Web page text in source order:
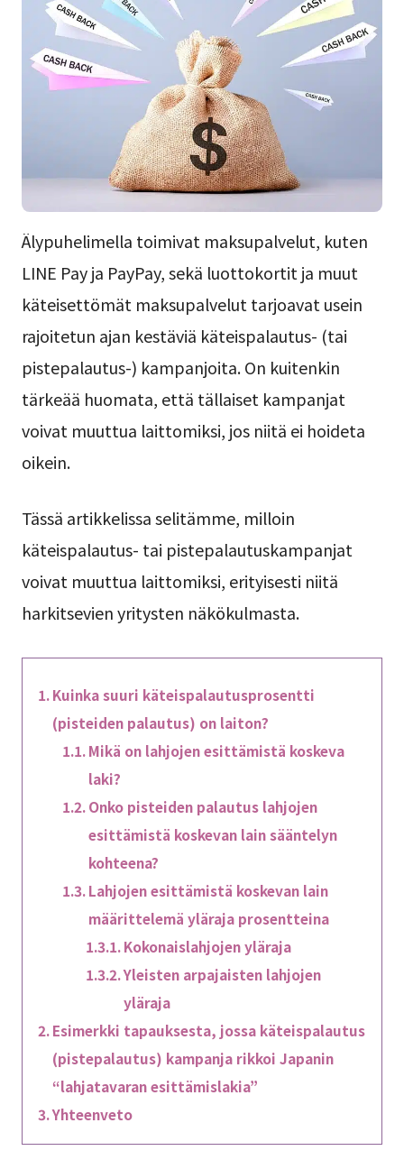
Älypuhelimella toimivat maksupalvelut, kuten
LINE Pay ja PayPay, sekä luottokortit ja muut
käteisettömät maksupalvelut tarjoavat usein
rajoitetun ajan kestäviä käteispalautus- (tai
pistepalautus-) kampanjoita. On kuitenkin
tärkeää huomata, että tällaiset kampanjat
voivat muuttua laittomiksi, jos niitä ei hoideta
oikein.
Tässä artikkelissa selitämme, milloin
käteispalautus- tai pistepalautuskampanjat
voivat muuttua laittomiksi, erityisesti niitä
harkitsevien yritysten näkökulmasta.
Kuinka suuri käteispalautusprosentti
(pisteiden palautus) on laiton?
Mikä on lahjojen esittämistä koskeva
laki?
Onko pisteiden palautus lahjojen
esittämistä koskevan lain sääntelyn
kohteena?
Lahjojen esittämistä koskevan lain
määrittelemä yläraja prosentteina
Kokonaislahjojen yläraja
Yleisten arpajaisten lahjojen
yläraja
Esimerkki tapauksesta, jossa käteispalautus
(pistepalautus) kampanja rikkoi Japanin
“lahjatavaran esittämislakia”
Yhteenveto